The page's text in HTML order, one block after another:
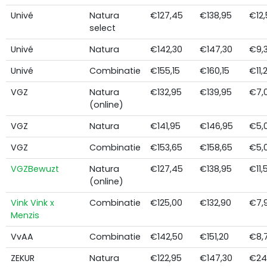
Univé
Natura
select
€127,45 €138,95
Univé Natura €142,30 €147,30
Univé
Combinatie €155,15 €160,15
VGZ
Natura
(online)
€132,95 €139,95
VGZ Natura €141,95 €146,95
VGZ
Combinatie €153,65 €158,65
VGZBewuzt
Natura
(online)
€127,45 €138,95
Vink Vink x
Menzis
Combinatie €125,00 €132,90
VvAA Combinatie €142,50 €151,20
ZEKUR
Natura €122,95 €147,30